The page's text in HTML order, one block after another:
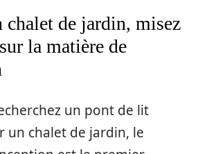
chalet de jardin, misez
la matière de
un pont de lit
un chalet de jardin, le